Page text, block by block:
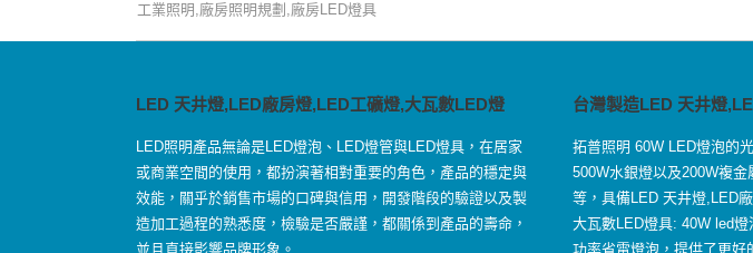
工業照明,廠房照明規劃,廠房LED燈具
LED 天井燈,LED廠房燈,LED工礦燈,大瓦數LED燈
LED照明產品無論是LED燈泡、LED燈管與LED燈具，在居家
或商業空間的使用，都扮演著相對重要的角色，產品的穩定與
效能，關乎於銷售市場的口碑與信用，開發階段的驗證以及製
造加工過程的熟悉度，檢驗是否嚴謹，都關係到產品的壽命，
並且直接影響品牌形象。
台灣製造LED 天井燈
拓普照明 60W LED燈泡的
500W水銀燈以及200W複
等，具備LED 天井燈,LED
大瓦數LED燈具: 40W led
功率省電燈泡，提供了更好